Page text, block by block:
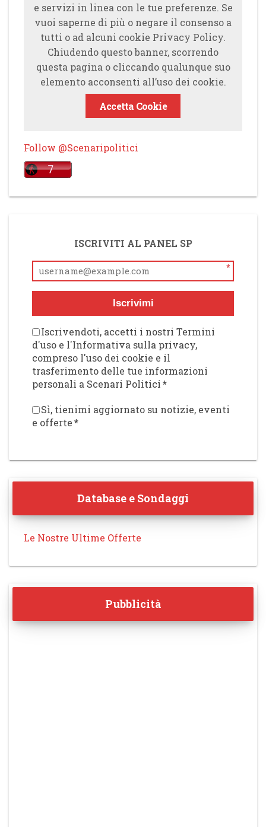
e servizi in linea con le tue preferenze. Se
vuoi saperne di più o negare il consenso a
tutti o ad alcuni cookie Privacy Policy.
Chiudendo questo banner, scorrendo
questa pagina o cliccando qualunque suo
elemento acconsenti all’uso dei cookie.
Accetta Cookie
Follow @Scenaripolitici
ISCRIVITI AL PANEL SP
*
Iscrivimi
Iscrivendoti, accetti i nostri Termini
d'uso e l'Informativa sulla privacy,
compreso l'uso dei cookie e il
trasferimento delle tue informazioni
personali a Scenari Politici*
Sì, tienimi aggiornato su notizie, eventi
e offerte*
Database e Sondaggi
Le Nostre Ultime Offerte
Pubblicità